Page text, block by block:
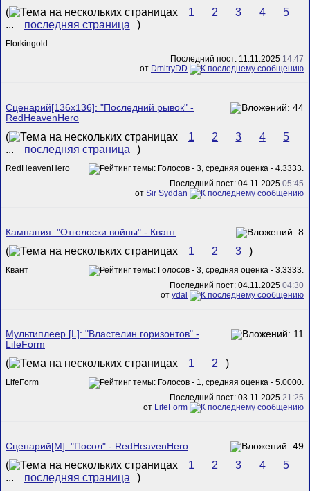
( 1 2 3 4
5
...
последняя страница )
Florkingold
Последний пост: 11.11.2025 14:47
от DmitryDD
Сценарий[136x136]: "Последний рывок" -
RedHeavenHero
( 1 2 3 4
5
...
последняя страница )
RedHeavenHero
Последний пост: 04.11.2025 05:45
от Sir Syddan
Кампания: "Отголоски войны" - Квант
( 1 2 3 )
Квант
Последний пост: 04.11.2025 04:30
от ydal
Мультиплеер [L]: "Властелин горизонтов" -
LifeForm
( 1 2 )
LifeForm
Последний пост: 03.11.2025 21:25
от LifeForm
Сценарий[M]: "Посол" - RedHeavenHero
( 1 2 3 4
5
...
последняя страница )